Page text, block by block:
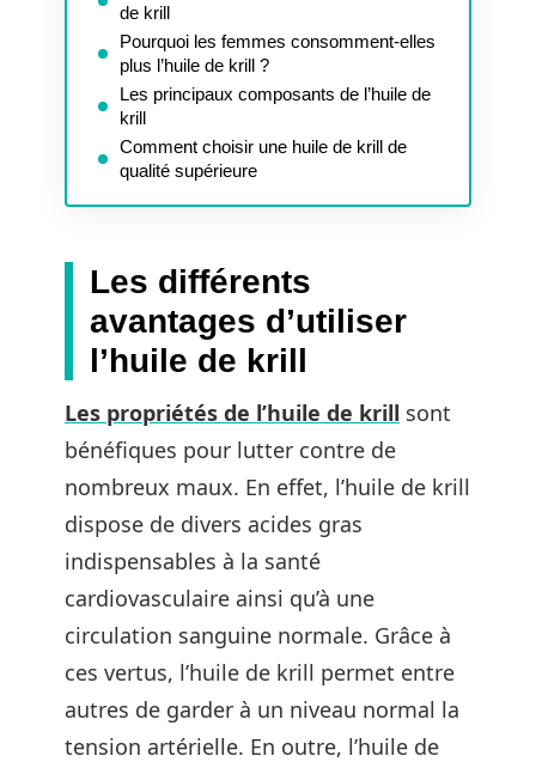
de krill
Pourquoi les femmes consomment-elles
plus l’huile de krill ?
Les principaux composants de l’huile de
krill
Comment choisir une huile de krill de
qualité supérieure
Les différents
avantages d’utiliser
l’huile de krill
Les propriétés de l’huile de krill sont
bénéfiques pour lutter contre de
nombreux maux. En effet, l’huile de krill
dispose de divers acides gras
indispensables à la santé
cardiovasculaire ainsi qu’à une
circulation sanguine normale. Grâce à
ces vertus, l’huile de krill permet entre
autres de garder à un niveau normal la
tension artérielle. En outre, l’huile de